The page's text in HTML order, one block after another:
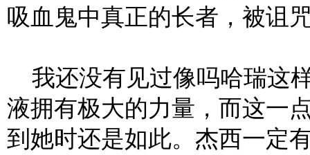
吸血鬼中真正的长者，被诅
我还没有见过像吗哈瑞这
液拥有极大的力量，而这一
到她时还是如此。杰西一定